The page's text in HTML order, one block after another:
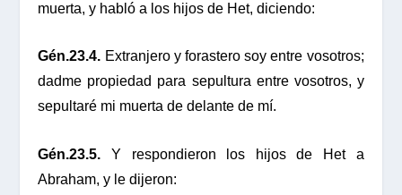
muerta, y habló a los hijos de Het, diciendo:
Gén.23.4. Extranjero y forastero soy entre vosotros;
dadme propiedad para sepultura entre vosotros, y
sepultaré mi muerta de delante de mí.
Gén.23.5. Y respondieron los hijos de Het a
Abraham, y le dijeron: